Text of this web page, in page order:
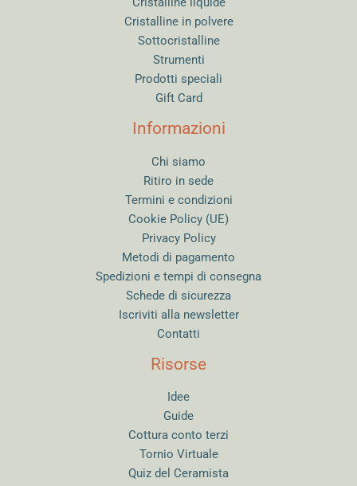
Cristalline in polvere
Sottocristalline
Strumenti
Prodotti speciali
Gift Card
Informazioni
Chi siamo
Ritiro in sede
Termini e condizioni
Cookie Policy (UE)
Privacy Policy
Metodi di pagamento
Spedizioni e tempi di consegna
Schede di sicurezza
Iscriviti alla newsletter
Contatti
Risorse
Idee
Guide
Cottura conto terzi
Tornio Virtuale
Quiz del Ceramista